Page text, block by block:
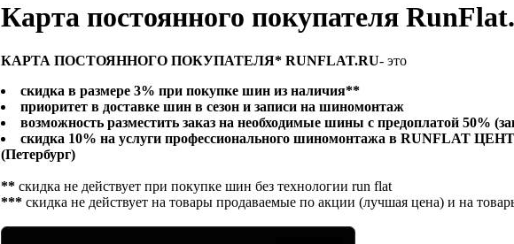
Карта постоянного покупателя
КАРТА ПОСТОЯННОГО ПОКУПАТЕЛЯ* RUNFLAT.RU- это
скидка в размере 3% при покупке шин из наличия**
приоритет в доставке шин в сезон и записи на шиномонтаж
возможность разместить заказ на необходимые шины с предоплатой 50%
скидка 10% на услуги профессионального шиномонтажа в RUNFLAT
(Петербург)
** скидка не действует при покупке шин без технологии run flat
*** скидка не действует на товары продаваемые по акции (лучшая цена) и на